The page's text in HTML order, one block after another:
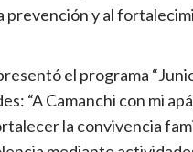
prevención y al
el programa
“A Camanchi con mi
la convivencia